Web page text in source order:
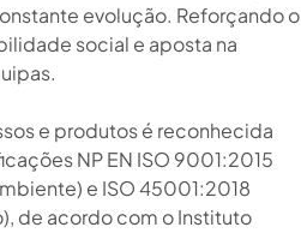
evolução. Reforçando o
social e aposta na
e produtos é reconhecida
NP EN ISO 9001:2015
e ISO 45001:2018
de acordo com o Instituto